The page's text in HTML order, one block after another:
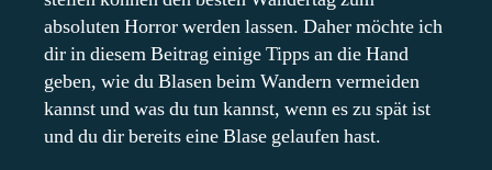
absoluten Horror werden lassen. Daher möchte ich
dir in diesem Beitrag einige Tipps an die Hand
geben, wie du Blasen beim Wandern vermeiden
kannst und was du tun kannst, wenn es zu spät ist
und du dir bereits eine Blase gelaufen hast.